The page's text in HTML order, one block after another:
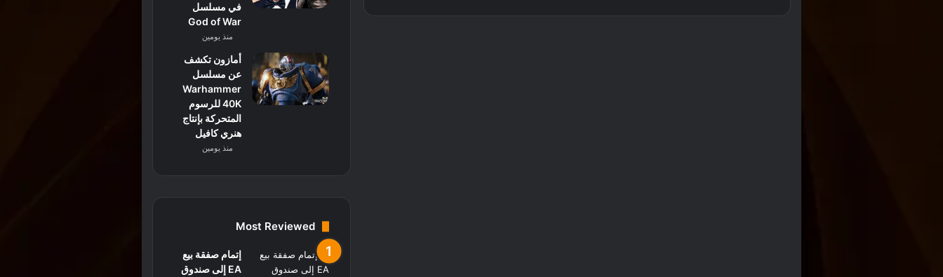
في مسلسل
God of War
منذ يومين
أمازون تكشف
عن مسلسل
Warhammer
40K للرسوم
المتحركة بإنتاج
هنري كافيل
منذ يومين
Most Reviewed
إتمام صفقة بيع
EA إلى صندوق